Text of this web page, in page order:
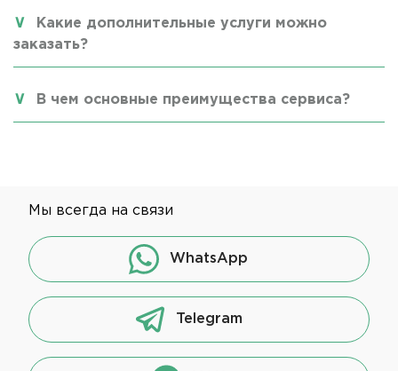
Какие дополнительные услуги можно
заказать?
В чем основные преимущества сервиса?
Мы всегда на связи
WhatsApp
Telegram